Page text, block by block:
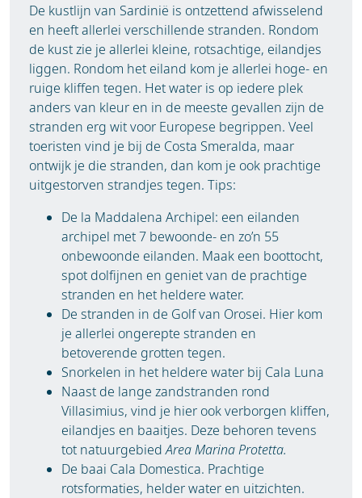
De kustlijn van Sardinië is ontzettend afwisselend
en heeft allerlei verschillende stranden. Rondom
de kust zie je allerlei kleine, rotsachtige, eilandjes
liggen. Rondom het eiland kom je allerlei hoge- en
ruige kliffen tegen. Het water is op iedere plek
anders van kleur en in de meeste gevallen zijn de
stranden erg wit voor Europese begrippen. Veel
toeristen vind je bij de Costa Smeralda, maar
ontwijk je die stranden, dan kom je ook prachtige
uitgestorven strandjes tegen. Tips:
De la Maddalena Archipel: een eilanden
archipel met 7 bewoonde- en zo’n 55
onbewoonde eilanden. Maak een boottocht,
spot dolfijnen en geniet van de prachtige
stranden en het heldere water.
De stranden in de Golf van Orosei. Hier kom
je allerlei ongerepte stranden en
betoverende grotten tegen.
Snorkelen in het heldere water bij Cala Luna
Naast de lange zandstranden rond
Villasimius, vind je hier ook verborgen kliffen,
eilandjes en baaitjes. Deze behoren tevens
tot natuurgebiedArea Marina Protetta.
De baai Cala Domestica. Prachtige
rotsformaties, helder water en uitzichten.